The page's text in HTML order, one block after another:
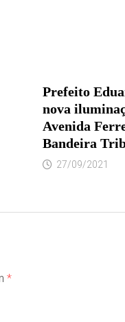
Prefeito
nova
Avenida
Bandeira
27/09/2021
*